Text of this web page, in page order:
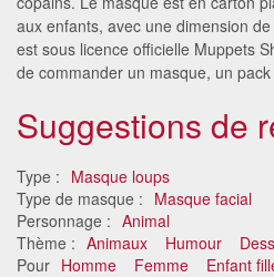
aux enfants, avec une dimension
est sous licence officielle Muppets
de commander un masque, un
Suggestions de
Type : Masque loups
Type de masque : Masque facial
Personnage : Animal
Thème : Animaux Humour
Pour Homme Femme Enfant